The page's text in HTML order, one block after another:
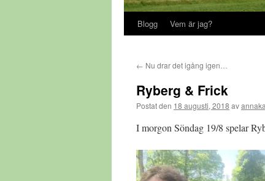
Blogg Vem är jag?
← Nu drar det igång igen…
Ryberg & Frick
Postat den 18 augusti, 2018 av
I morgon Söndag 19/8 spelar